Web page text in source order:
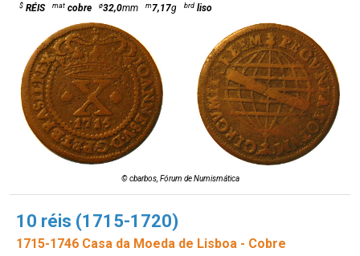
$ RÉIS mat cobre ø32,0mm m7,17g brd liso
© cbarbos, Fórum de Numismática
10 réis (1715-1720)
1715-1746 Casa da Moeda de Lisboa - Cobre